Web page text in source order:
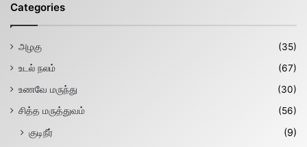
Categories
அழகு
(35)
உடல் நலம்
(67)
உணவே மருந்து
(30)
சித்த மருத்துவம்
(56)
குடிநீர்
(9)